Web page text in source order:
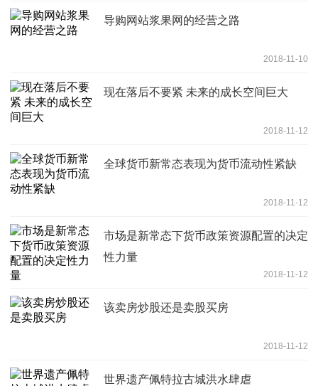
导购网站浆果网的经营之路
2018-11-10
现在落后不要紧 未来的成长空间巨大
2018-11-12
全球货币新常态表现为货币流动性紧缺
2018-11-12
市场是新常态下货币政策资源配置的决定
性力量
2018-11-12
该卖房炒股还是卖股买房
2018-11-12
世界遗产佩特拉古城洪水肆虐